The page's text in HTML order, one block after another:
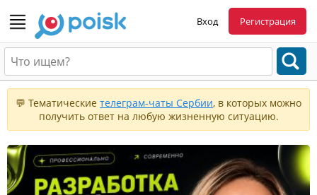
Вход Регистрация
💬 Тематические телеграм-чаты Сербии, в которых можно
получить ответ на любую жизненную ситуацию.